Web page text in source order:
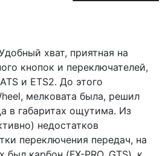
хват, приятная на
кнопок и переключателей,
и ETS2. До этого
мелковата была, решил
в габаритах ощутима. Из
недостатков
переключения передач, на